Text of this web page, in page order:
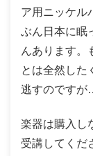
ア用ニッケル
ぶん日本に眠
んあります。
とは全然した
逃すのですが
楽器は購入し
受講してくだ